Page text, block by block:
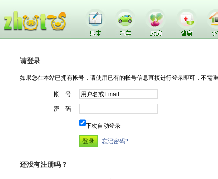
请登录
如果您在本站已拥有帐号，请使用已有的帐号信息直接进行登录即可，不需
帐 号
密 码
下次自动登录
忘记密码?
还没有注册吗？